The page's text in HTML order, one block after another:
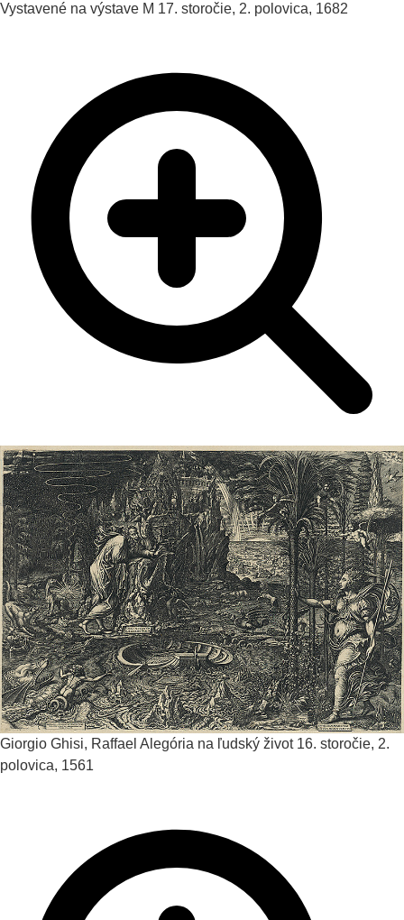
Vystavené na výstave M 17. storočie, 2. polovica, 1682
Giorgio Ghisi, Raffael Alegória na ľudský život 16. storočie, 2.
polovica, 1561